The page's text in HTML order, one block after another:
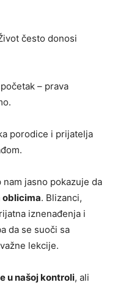
često donosi
– prava
porodice i prijatelja
jasno pokazuje da
oblicima. Blizanci,
iznenađenja i
da se suoči sa
lekcije.
u našoj kontroli, ali